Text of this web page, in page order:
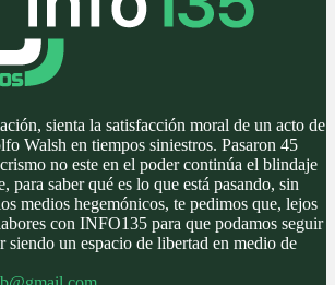
sienta la satisfacción moral de un acto de
Walsh en tiempos siniestros. Pasaron 45
no este en el poder continúa el blindaje
para saber qué es lo que está pasando, sin
medios hegemónicos, te pedimos que, lejos
con INFO135 para que podamos seguir
siendo un espacio de libertad en medio de